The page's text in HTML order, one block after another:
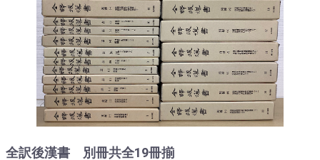
全訳後漢書 別冊共全19冊揃